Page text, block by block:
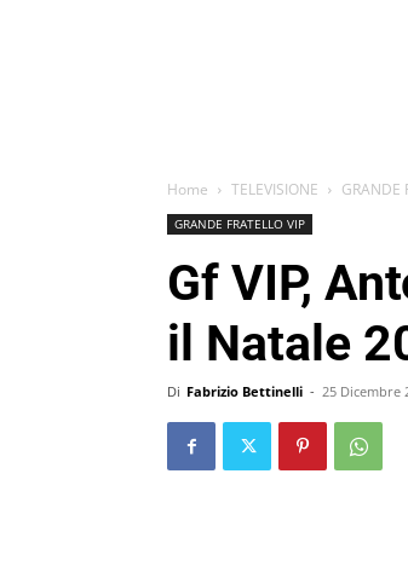
Home TELEVISIONE GRANDE
GRANDE FRATELLO VIP
Gf VIP,
il Natale
Di Fabrizio Bettinelli - 25 Dicembre